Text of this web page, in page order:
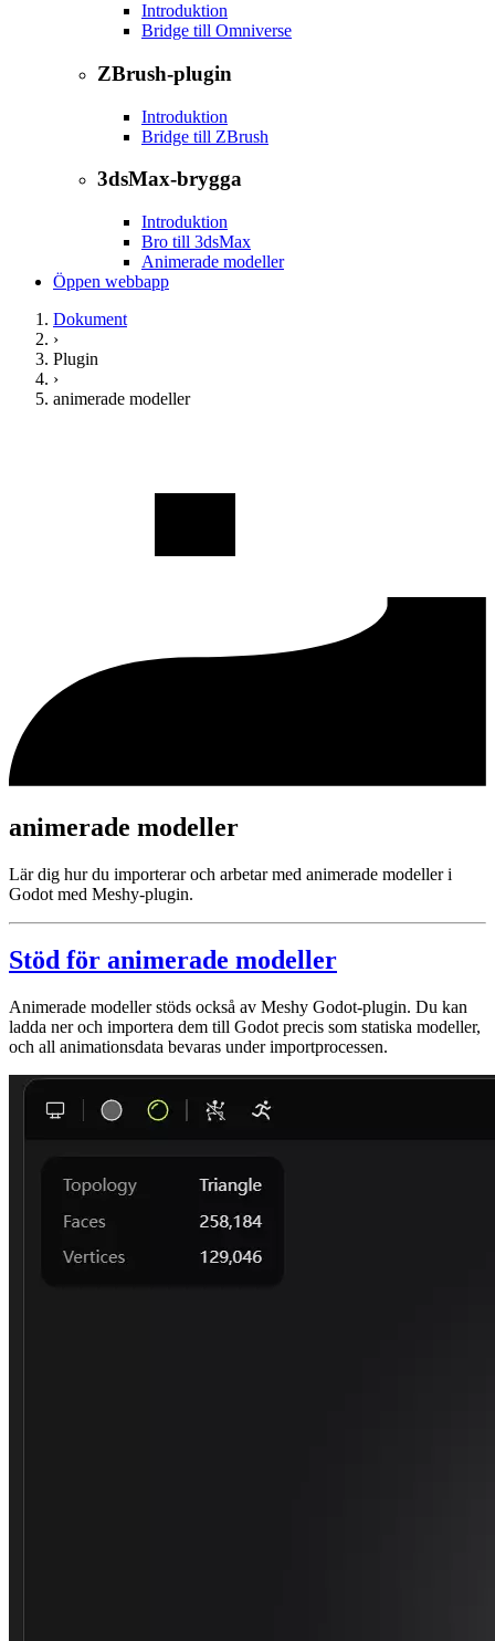
Introduktion
Bridge till Omniverse
ZBrush-plugin
Introduktion
Bridge till ZBrush
3dsMax-brygga
Introduktion
Bro till 3dsMax
Animerade modeller
Öppen webbapp
Dokument
›
Plugin
›
animerade modeller
animerade modeller
Lär dig hur du importerar och arbetar med animerade modeller i
Godot med Meshy-plugin.
Stöd för animerade modeller
Animerade modeller stöds också av Meshy Godot-plugin. Du kan
ladda ner och importera dem till Godot precis som statiska modeller,
och all animationsdata bevaras under importprocessen.